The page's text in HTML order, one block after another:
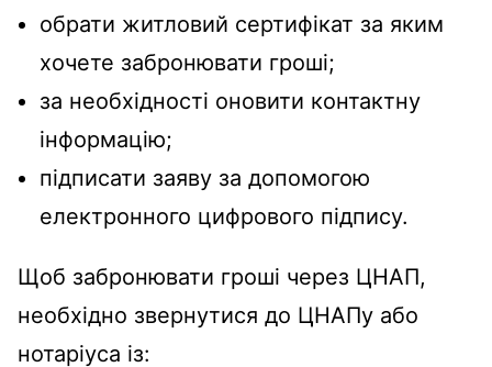
обрати житловий сертифікат за яким
хочете забронювати гроші;
за необхідності оновити контактну
інформацію;
підписати заяву за допомогою
електронного цифрового підпису.
Щоб забронювати гроші через ЦНАП,
необхідно звернутися до ЦНАПу або
нотаріуса із: